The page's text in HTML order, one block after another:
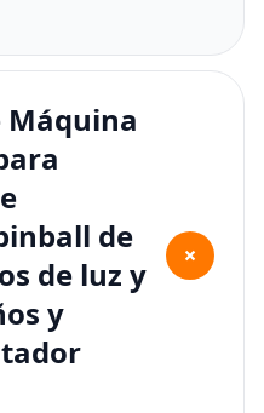
Máquina
de
de luz y
y
+